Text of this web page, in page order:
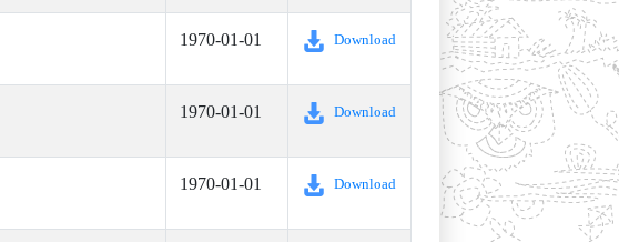
1970-01-01 Download
1970-01-01 Download
1970-01-01 Download